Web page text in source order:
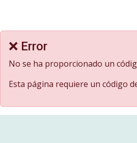
❌ Error
No se ha proporcionado un
Esta página requiere un código